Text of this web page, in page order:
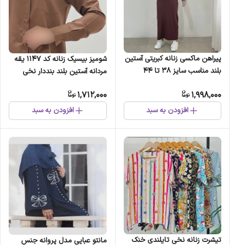
پیراهن ماکسی زنانه کبریتی آستین
بلند مناسب سایز 38 تا 44
1,998,000
افزودن به سبد
شومیز بیسیک زنانه کد 1147 یقه
مردانه آستین بلند بنددار نخی
1,712,000
افزودن به سبد
تیشرت زنانه نخی تایلندی خنک مانتو عبایی مدل پروانه جنس